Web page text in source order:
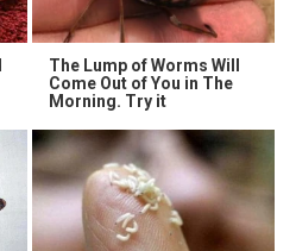
The Lump of Worms Will
Come Out of You in The
Morning. Try it